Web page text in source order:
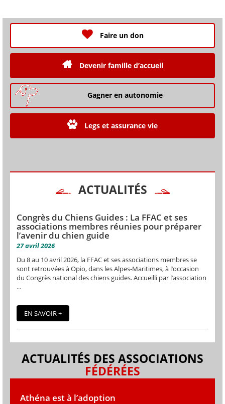
Faire un don
Devenir famille d’accueil
Gagner en autonomie
Legs et assurance vie
ACTUALITÉS
Congrès du Chiens Guides : La FFAC et ses
associations membres réunies pour préparer
l’avenir du chien guide
27 avril 2026
Du 8 au 10 avril 2026, la FFAC et ses associations membres se
sont retrouvées à Opio, dans les Alpes-Maritimes, à l’occasion
du Congrès national des chiens guides. Accueilli par l’association
...
EN SAVOIR +
ACTUALITÉS DES ASSOCIATIONS
FÉDÉRÉES
Athéna est à l’adoption